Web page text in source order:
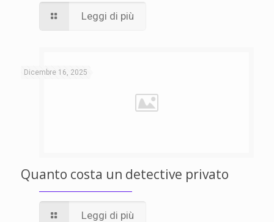
Leggi di più
Dicembre 16, 2025
Quanto costa un detective privato
Leggi di più